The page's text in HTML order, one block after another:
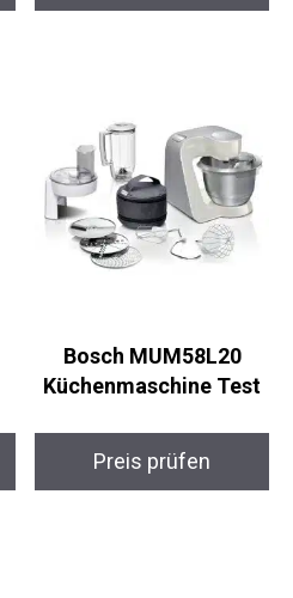
Bosch MUM58L20
Küchenmaschine Test
Preis prüfen